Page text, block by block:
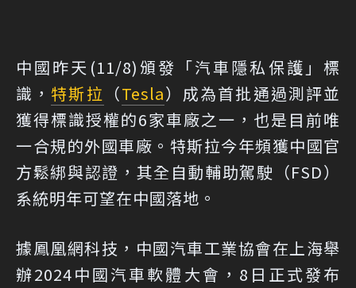
中國昨天(11/8)頒發「汽車隱私保護」標
識， 特斯拉 （Tesla）成為首批通過測評並
獲得標識授權的6家車廠之一，也是目前唯
一合規的外國車廠。特斯拉今年頻獲中國官
方鬆綁與認證，其全自動輔助駕駛（FSD）
系統明年可望在中國落地。
據鳳凰網科技，中國汽車工業協會在上海舉
辦2024中國汽車軟體大會，8日正式發布